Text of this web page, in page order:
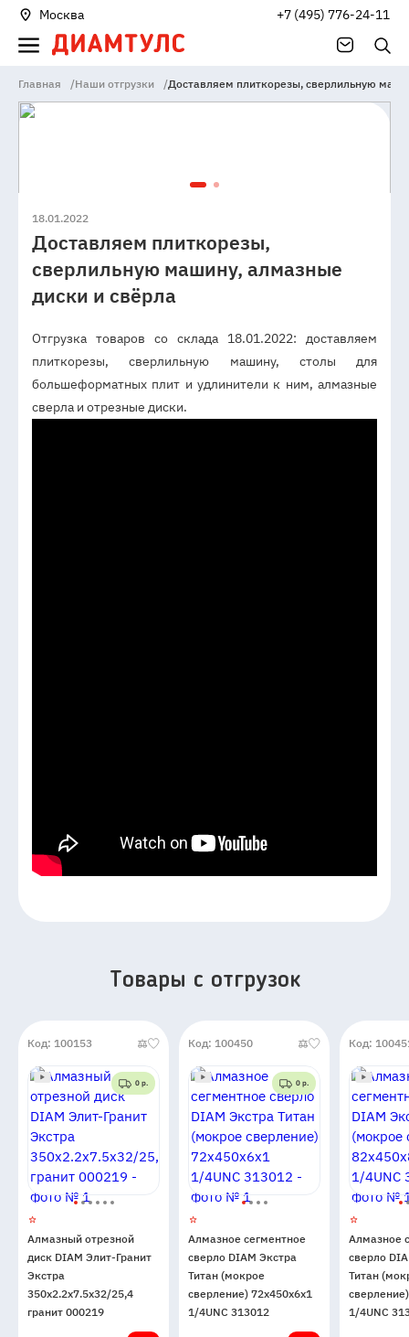
Москва +7 (495) 776-24-11
Главная /Наши отгрузки /Доставляем плиткорезы, сверлильную
18.01.2022
Доставляем плиткорезы,
сверлильную машину, алмазные
диски и свёрла
Отгрузка товаров со склада 18.01.2022: доставляем
плиткорезы, сверлильную машину, столы для
большеформатных плит и удлинители к ним, алмазные
сверла и отрезные диски.
Товары c отгрузок
Код: 100153
0 р.
Алмазный отрезной
диск DIAM Элит-Гранит
Экстра
350x2.2x7.5x32/25,4
гранит 000219
Код: 100450
0 р.
Алмазное сегментное
сверло DIAM Экстра
Титан (мокрое
сверление) 72x450x6x1
1/4UNC 313012
Код:
Алмазное
сверло
Титан
1/4UNC